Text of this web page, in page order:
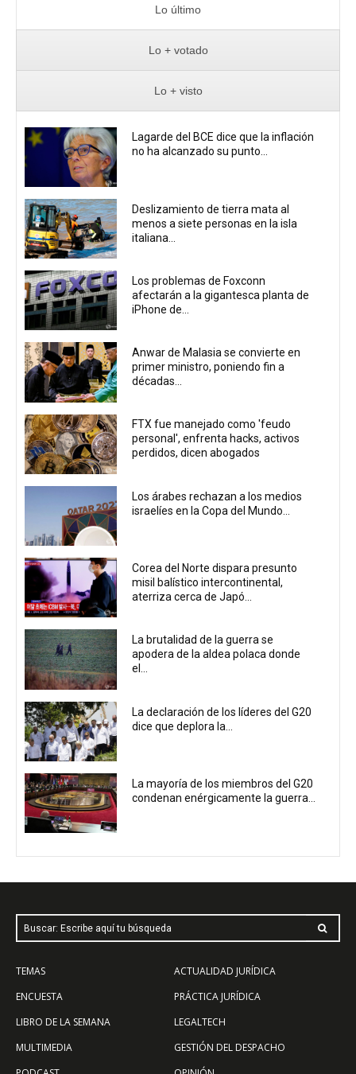
Lo último
Lo + votado
Lo + visto
Lagarde del BCE dice que la inflación
no ha alcanzado su punto...
Deslizamiento de tierra mata al
menos a siete personas en la isla
italiana...
Los problemas de Foxconn
afectarán a la gigantesca planta de
iPhone de...
Anwar de Malasia se convierte en
primer ministro, poniendo fin a
décadas...
FTX fue manejado como 'feudo
personal', enfrenta hacks, activos
perdidos, dicen abogados
Los árabes rechazan a los medios
israelíes en la Copa del Mundo...
Corea del Norte dispara presunto
misil balístico intercontinental,
aterriza cerca de Japó...
La brutalidad de la guerra se
apodera de la aldea polaca donde
el...
La declaración de los líderes del G20
dice que deplora la...
La mayoría de los miembros del G20
condenan enérgicamente la guerra...
Buscar: Escribe aquí tu búsqueda
TEMAS
ENCUESTA
LIBRO DE LA SEMANA
MULTIMEDIA
ACTUALIDAD JURÍDICA
PRÁCTICA JURÍDICA
LEGALTECH
GESTIÓN DEL DESPACHO